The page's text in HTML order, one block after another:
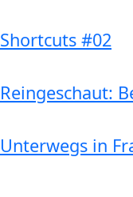
Shortcuts #02
Reingeschaut:
Unterwegs in